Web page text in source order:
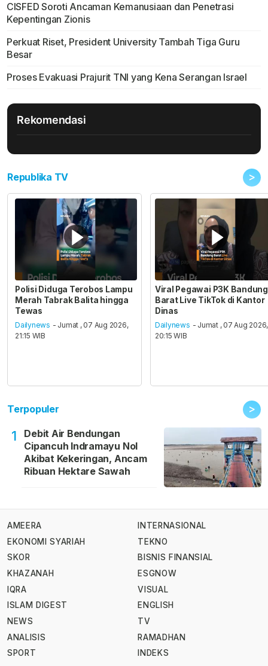
CISFED Soroti Ancaman Kemanusiaan dan Penetrasi
Kepentingan Zionis
Perkuat Riset, President University Tambah Tiga Guru
Besar
Proses Evakuasi Prajurit TNI yang Kena Serangan Israel
Rekomendasi
Republika TV >
Polisi Diduga Terobos Lampu
Merah Tabrak Balita hingga
Tewas
Dailynews - Jumat , 07 Aug 2026,
21:15 WIB
Viral Pegawai P3K Bandung
Barat Live TikTok di Kantor
Dinas
Dailynews - Jumat , 07 Aug 2026,
20:15 WIB
Terpopuler >
1
Debit Air Bendungan
Cipancuh Indramayu Nol
Akibat Kekeringan, Ancam
Ribuan Hektare Sawah
AMEERA
EKONOMI SYARIAH
SKOR
KHAZANAH
IQRA
ISLAM DIGEST
NEWS
ANALISIS
SPORT
INTERNASIONAL
TEKNO
BISNIS FINANSIAL
ESGNOW
VISUAL
ENGLISH
TV
RAMADHAN
INDEKS